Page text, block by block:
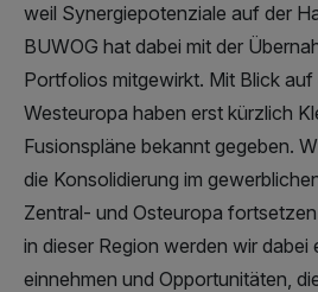
weil Synergiepotenziale auf der
BUWOG hat dabei mit der
Portfolios mitgewirkt. Mit Blick
Westeuropa haben erst kürzlich
Fusionspläne bekannt gegeben.
die Konsolidierung im
Zentral- und Osteuropa
in dieser Region werden wir dabei
einnehmen und Opportunitäten,